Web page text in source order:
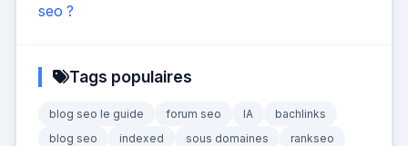
seo ?
Tags populaires
blog seo le guide forum seo IA
bachlinks
blog seo
indexed sous domaines
rankseo